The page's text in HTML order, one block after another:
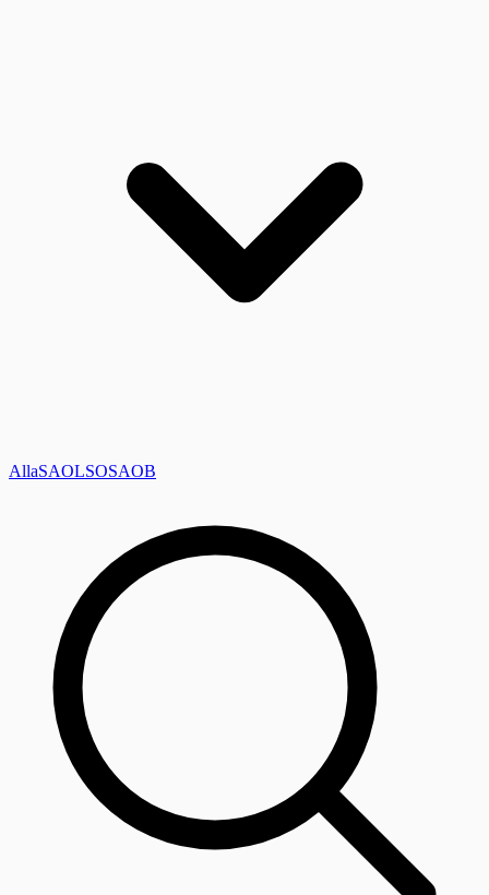
AllaSAOLSOSAOB